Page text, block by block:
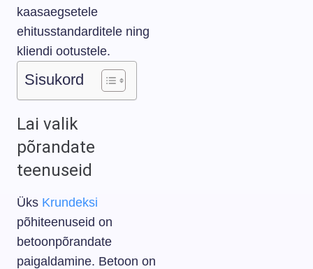
kaasaegsetele
ehitusstandarditele ning
kliendi ootustele.
Sisukord
Lai valik
põrandate
teenuseid
Üks Krundeksi
põhiteenuseid on
betoonpõrandate
paigaldamine. Betoon on